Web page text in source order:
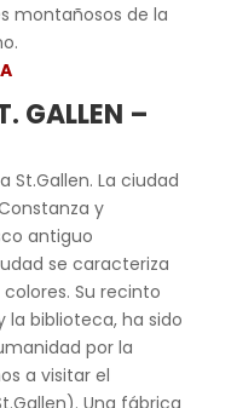
montañosos de la
GALLEN –
St.Gallen. La ciudad
y
antiguo
se caracteriza
Su recinto
la biblioteca, ha sido
por la
a visitar el
Una fábrica